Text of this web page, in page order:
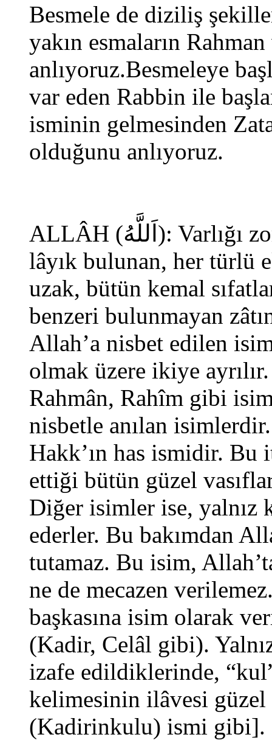
Besmele de diziliş
yakın esmaların
anlıyoruz.Besmeleye
var eden Rabbin ile
isminin gelmesinden
olduğunu anlıyoruz.
ALLÂH (اَللَّهُ ): Varlığı
lâyık bulunan, her türlü
uzak, bütün kemal
benzeri bulunmayan
Allah’a nisbet edilen
olmak üzere ikiye
Rahmân, Rahîm gibi
nisbetle anılan
Hakk’ın has ismidir.
ettiği bütün güzel
Diğer isimler ise, yalnız
ederler. Bu bakımdan
tutamaz. Bu isim,
ne de mecazen
başkasına isim olarak
(Kadir, Celâl gibi).
izafe edildiklerinde,
kelimesinin ilâvesi
(Kadirinkulu) ismi gibi].